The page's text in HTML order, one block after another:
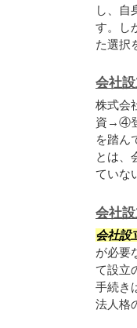
し、自
す。し
た選択
会社
株式会
資→④登
を踏ん
とは、
ていな
会社
会社設
が必要
て設立
手続き
法人格